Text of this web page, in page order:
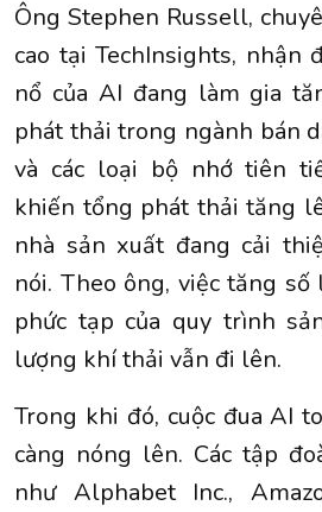
Ông Stephen Russell,
cao tại TechInsights, nhận
nổ của AI đang làm gia
phát thải trong ngành bán
và các loại bộ nhớ tiên
khiến tổng phát thải tăng
nhà sản xuất đang cải
nói. Theo ông, việc tăng
phức tạp của quy trình
lượng khí thải vẫn đi lên.
Trong khi đó, cuộc đua AI
càng nóng lên. Các tập
như Alphabet Inc.,